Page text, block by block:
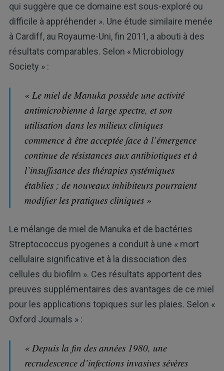
qui suggère que ce domaine est sous-exploré ou
difficile à appréhender ». Une étude similaire menée
à Cardiff, au Royaume-Uni, fin 2011, a abouti à des
résultats comparables. Selon « Microbiology
Society » :
« Le miel de Manuka possède une activité
antimicrobienne à large spectre, et son
utilisation dans les milieux cliniques
commence à être acceptée face à l’émergence
continue de résistances aux antibiotiques et à
l’insuffisance des thérapies systémiques
établies ; de nouveaux inhibiteurs pourraient
modifier les pratiques cliniques »
Le mélange de miel de Manuka et de bactéries
Streptococcus pyogenes a conduit à une « mort
cellulaire significative et à la dissociation des
cellules du biofilm ». Ces résultats apportent des
preuves supplémentaires des avantages de ce miel
pour les applications topiques sur les plaies. Selon «
Oxford Journals » :
« Depuis la fin des années 1980, une
recrudescence d’infections invasives sévères